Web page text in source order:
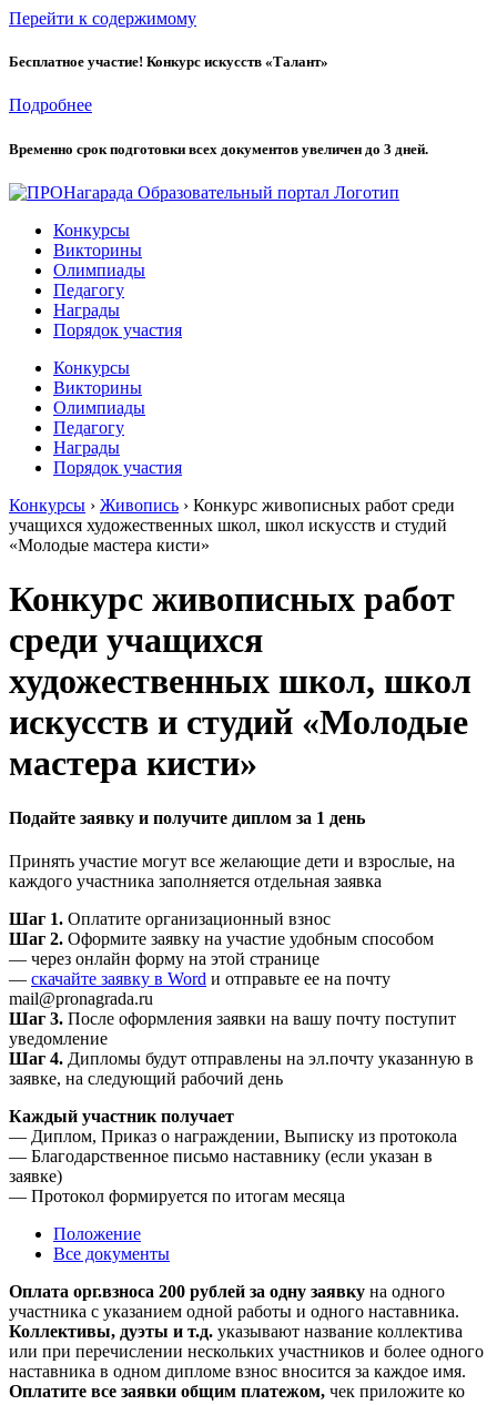
Перейти к содержимому
Бесплатное участие! Конкурс искусств «Талант»
Подробнее
Временно cрок подготовки всех документов увеличен до 3 дней.
Конкурсы
Викторины
Олимпиады
Педагогу
Награды
Порядок участия
Конкурсы
Викторины
Олимпиады
Педагогу
Награды
Порядок участия
Конкурсы › Живопись › Конкурс живописных работ среди
учащихся художественных школ, школ искусств и студий
«Молодые мастера кисти»
Конкурс живописных работ
среди учащихся
художественных школ, школ
искусств и студий «Молодые
мастера кисти»
Подайте заявку и получите диплом за 1 день
Принять участие могут все желающие дети и взрослые, на
каждого участника заполняется отдельная заявка
Шаг 1. Оплатите организационный взнос
Шаг 2. Оформите заявку на участие удобным способом
— через онлайн форму на этой странице
— скачайте заявку в Word и отправьте ее на почту
mail@pronagrada.ru
Шаг 3. После оформления заявки на вашу почту поступит
уведомление
Шаг 4. Дипломы будут отправлены на эл.почту указанную в
заявке, на следующий рабочий день
Каждый участник получает
— Диплом, Приказ о награждении, Выписку из протокола
— Благодарственное письмо наставнику (если указан в
заявке)
— Протокол формируется по итогам месяца
Положение
Все документы
Оплата орг.взноса 200 рублей за одну заявку на одного
участника с указанием одной работы и одного наставника.
Коллективы, дуэты и т.д. указывают название коллектива
или при перечислении нескольких участников и более одного
наставника в одном дипломе взнос вносится за каждое имя.
Оплатите все заявки общим платежом, чек приложите ко